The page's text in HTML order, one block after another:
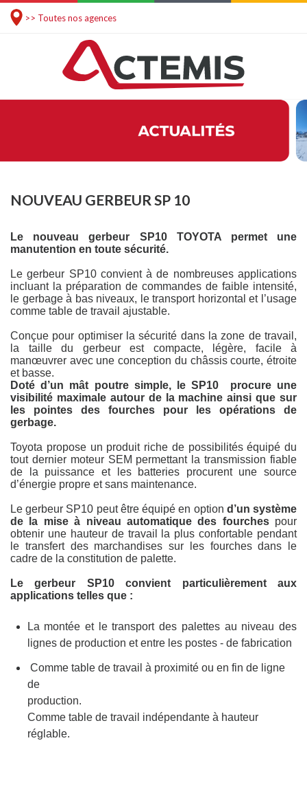
>> Toutes nos agences
NOUVEAU GERBEUR SP 10
Le nouveau gerbeur SP10 TOYOTA permet une
manutention en toute sécurité.
Le gerbeur SP10 convient à de nombreuses applications
incluant la préparation de commandes de faible intensité,
le gerbage à bas niveaux, le transport horizontal et l’usage
comme table de travail ajustable.
Conçue pour optimiser la sécurité dans la zone de travail,
la taille du gerbeur est compacte, légère, facile à
manœuvrer avec une conception du châssis courte, étroite
et basse.
Doté d’un mât poutre simple, le SP10
procure une
visibilité maximale autour de la machine ainsi que sur
les pointes des fourches pour les opérations de
gerbage.
Toyota propose un produit riche de possibilités équipé du
tout dernier moteur SEM permettant la transmission fiable
de la puissance et les batteries procurent une source
d’énergie propre et sans maintenance.
Le gerbeur SP10 peut être équipé en option d’un système
de la mise à niveau automatique des fourchespour
obtenir une hauteur de travail la plus confortable pendant
le transfert des marchandises sur les fourches dans le
cadre de la constitution de palette.
Le gerbeur SP10 convient particulièrement aux
applications telles que :
La montée et le transport des palettes au niveau des
lignes de production et entre les postes - de fabrication
Comme table de travail à proximité ou en fin de ligne
de
production.
Comme table de travail indépendante à hauteur
réglable.